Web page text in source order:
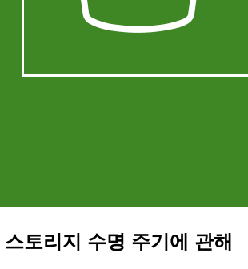
토리지 수명 주기에 관해